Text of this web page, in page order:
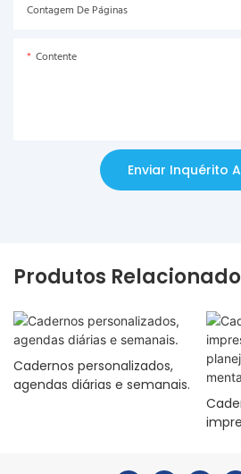
Contagem De Páginas
Contente
Enviar Inquérito
Produtos
Cadernos personalizados,
agendas diárias e semanais.